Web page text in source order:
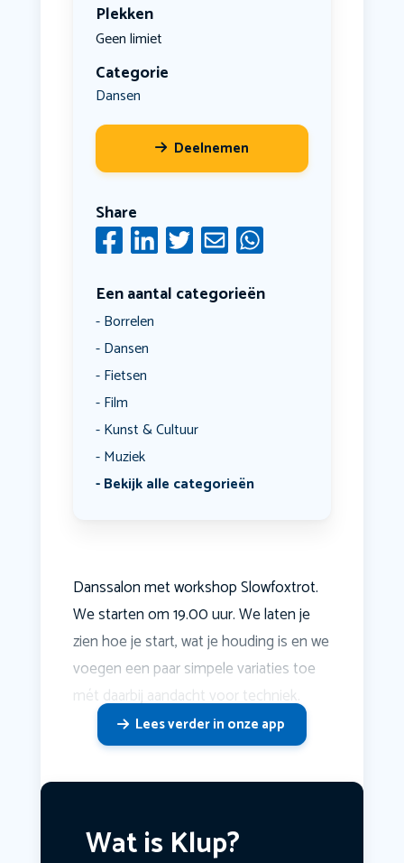
Plekken
Geen limiet
Categorie
Dansen
Deelnemen
Share
Een aantal categorieën
Borrelen
Dansen
Fietsen
Film
Kunst & Cultuur
Muziek
Bekijk alle categorieën
Danssalon met workshop Slowfoxtrot.
We starten om 19.00 uur. We laten je
zien hoe je start, wat je houding is en we
voegen een paar simpele variaties toe
mét daarbij aandacht voor techniek.
Lees verder in onze app
Wat is Klup?